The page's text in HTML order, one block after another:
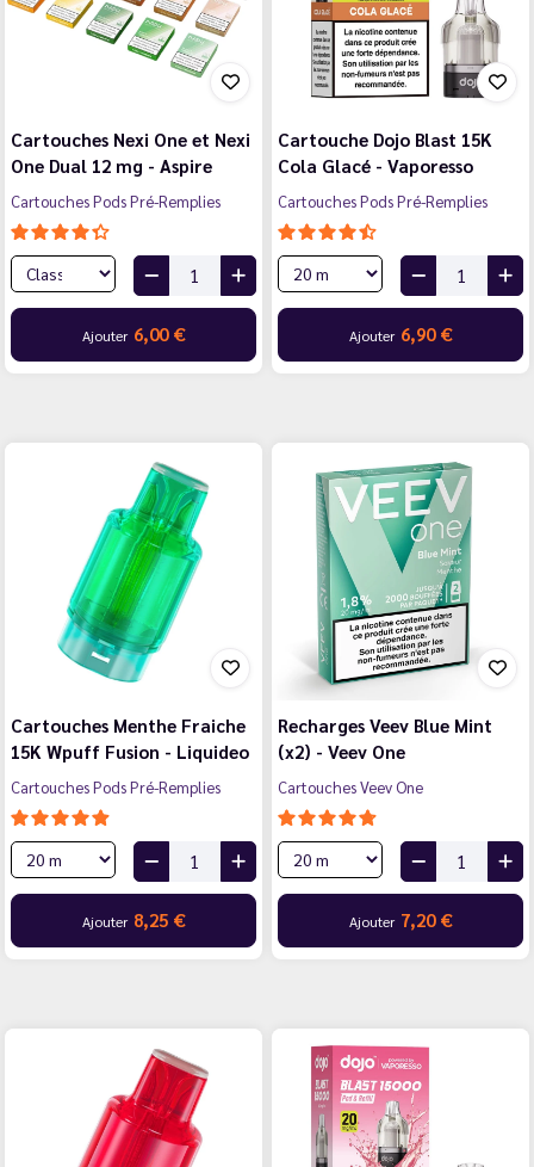
Cartouches Nexi One et Nexi
One Dual 12 mg - Aspire
Cartouches Pods Pré-Remplies
Ajouter 6,00 €
Cartouche Dojo Blast 15K
Cola Glacé - Vaporesso
Cartouches Pods Pré-Remplies
Ajouter 6,90 €
Cartouches Menthe Fraiche
15K Wpuff Fusion - Liquideo
Cartouches Pods Pré-Remplies
Ajouter 8,25 €
Recharges Veev Blue Mint
(x2) - Veev One
Cartouches Veev One
Ajouter 7,20 €